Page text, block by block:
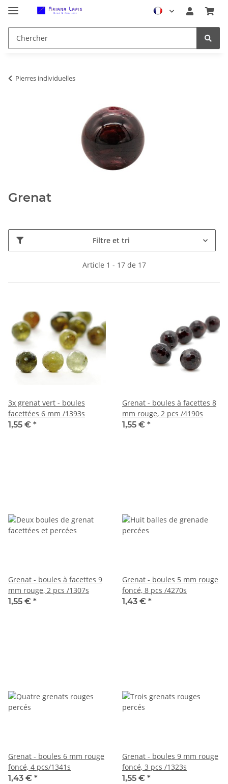
Pierres individuelles
Grenat
Filtre et tri
Article 1 - 17 de 17
3x grenat vert - boules
facettées 6 mm /1393s
1,55 € *
Grenat - boules à facettes 8
mm rouge, 2 pcs /4190s
1,55 € *
Grenat - boules à facettes 9
mm rouge, 2 pcs /1307s
1,55 € *
Grenat - boules 5 mm rouge
foncé, 8 pcs /4270s
1,43 € *
Grenat - boules 6 mm rouge
foncé, 4 pcs/1341s
1,43 € *
Grenat - boules 9 mm rouge
foncé, 3 pcs /1323s
1,55 € *